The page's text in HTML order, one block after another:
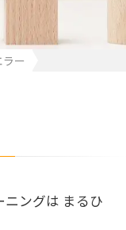
ー
ングは まるひ